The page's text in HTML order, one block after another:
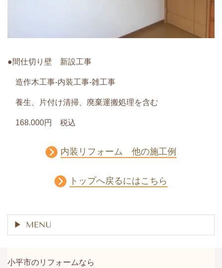
●間仕切り壁 新設工事
造作木工事-内装工事-雑工事
養生、片付け清掃、廃棄運搬処理を含む
168.000円 税込
内装リフォーム 他の施工例
トップへ戻るにはこちら
MENU
小平市のリフォームなら